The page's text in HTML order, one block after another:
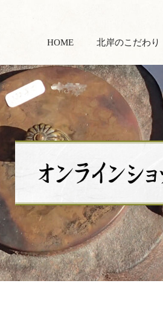
HOME 北岸のこだわり